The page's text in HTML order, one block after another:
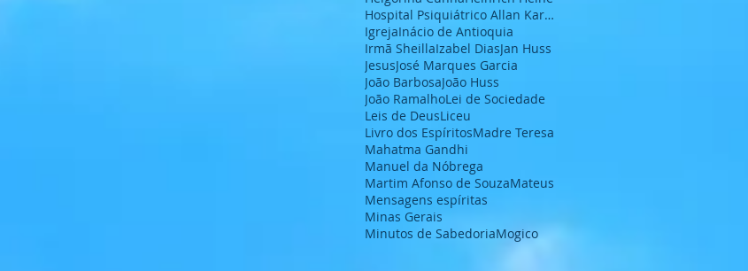
Hospital Psiquiátrico Allan Kardec
IgrejaInácio de Antioquia
Irmã SheillaIzabel DiasJan Huss
JesusJosé Marques Garcia
João BarbosaJoão Huss
João RamalhoLei de Sociedade
Leis de DeusLiceu
Livro dos EspíritosMadre Teresa
Mahatma Gandhi
Manuel da Nóbrega
Martim Afonso de SouzaMateus
Mensagens espíritas
Minas Gerais
Minutos de SabedoriaMogico